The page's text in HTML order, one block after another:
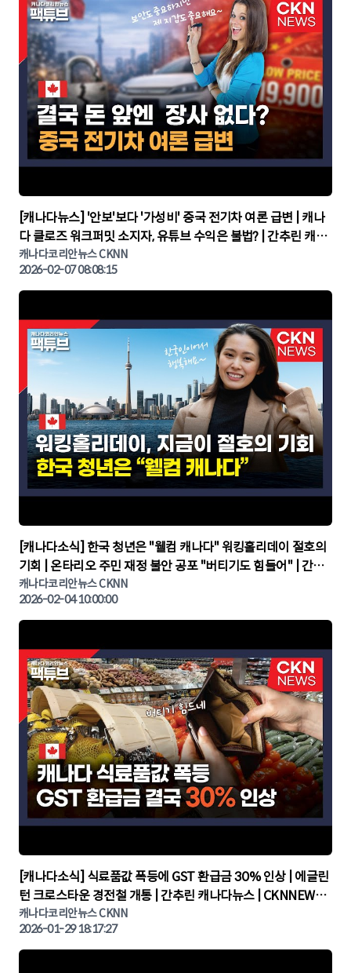
▶
[캐나다뉴스] '안보'보다 '가성비' 중국 전기차 여론 급변 | 캐나
다 클로즈 워크퍼밋 소지자, 유튜브 수익은 불법? | 간추린 캐나
다뉴스 | CKNNEWS, 캐나다코리안뉴스
캐나다코리안뉴스 CKNN
2026-02-07 08:08:15
▶
[캐나다소식] 한국 청년은 "웰컴 캐나다" 워킹홀리데이 절호의
기회 | 온타리오 주민 재정 불안 공포 "버티기도 힘들어" | 간추
린 캐나다뉴스 | CKNNEWS, 캐나다코리안뉴스
캐나다코리안뉴스 CKNN
2026-02-04 10:00:00
▶
[캐나다소식] 식료품값 폭등에 GST 환급금 30% 인상 | 에글린
턴 크로스타운 경전철 개통 | 간추린 캐나다뉴스 | CKNNEWS,
캐나다코리안뉴스
캐나다코리안뉴스 CKNN
2026-01-29 18:17:27